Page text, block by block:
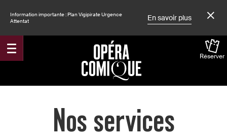
Information importante : Plan Vigipirate Urgence
Attentat
En savoir plus
Réserver
Accueil
Nos services